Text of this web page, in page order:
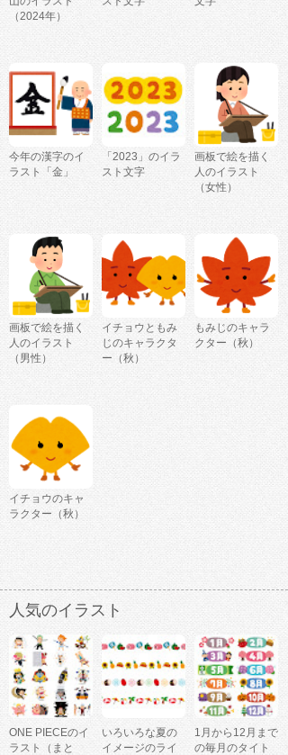
（2024年）
今年の漢字のイ
ラスト「金」
「2023」のイラ
スト文字
画板で絵を描く
人のイラスト
（女性）
画板で絵を描く
人のイラスト
（男性）
イチョウともみ
じのキャラクタ
ー（秋）
もみじのキャラ
クター（秋）
イチョウのキャ
ラクター（秋）
人気のイラスト
ONE PIECEのイ
ラスト（まと
いろいろな夏の
イメージのライ
1月から12月まで
の毎月のタイト